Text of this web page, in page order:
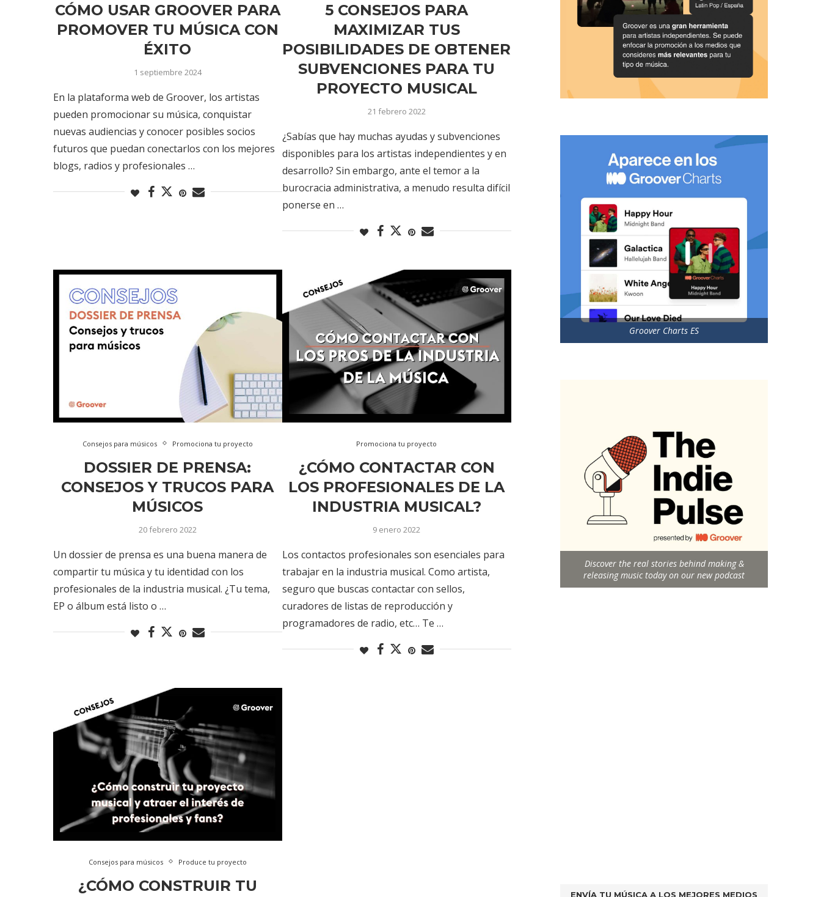
CÓMO USAR GROOVER PARA
PROMOVER TU MÚSICA CON
ÉXITO
1 septiembre 2024
En la plataforma web de Groover, los artistas
pueden promocionar su música, conquistar
nuevas audiencias y conocer posibles socios
futuros que puedan conectarlos con los mejores
blogs, radios y profesionales …
5 CONSEJOS PARA
MAXIMIZAR TUS
POSIBILIDADES DE OBTENER
SUBVENCIONES PARA TU
PROYECTO MUSICAL
21 febrero 2022
¿Sabías que hay muchas ayudas y subvenciones
disponibles para los artistas independientes y en
desarrollo? Sin embargo, ante el temor a la
burocracia administrativa, a menudo resulta difícil
ponerse en …
Consejos para músicos Promociona tu proyecto
DOSSIER DE PRENSA:
CONSEJOS Y TRUCOS PARA
MÚSICOS
20 febrero 2022
Un dossier de prensa es una buena manera de
compartir tu música y tu identidad con los
profesionales de la industria musical. ¿Tu tema,
EP o álbum está listo o …
Promociona tu proyecto
¿CÓMO CONTACTAR CON
LOS PROFESIONALES DE LA
INDUSTRIA MUSICAL?
9 enero 2022
Los contactos profesionales son esenciales para
trabajar en la industria musical. Como artista,
seguro que buscas contactar con sellos,
curadores de listas de reproducción y
programadores de radio, etc… Te …
Consejos para músicos Produce tu proyecto
¿CÓMO CONSTRUIR TU
Groover Charts ES
Discover the real stories behind making &
releasing music today on our new podcast
ENVÍA TU MÚSICA A LOS MEJORES MEDIOS